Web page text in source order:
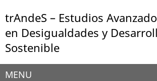
direkt
zu
Inhalt
trAndeS – Estudios
en Desigualdades y
Sostenible
Herramientas
de
navegación
MENU